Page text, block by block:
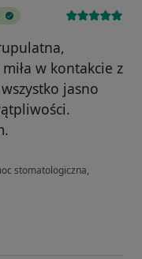
w kontakcie z
jasno
stomatologiczna,